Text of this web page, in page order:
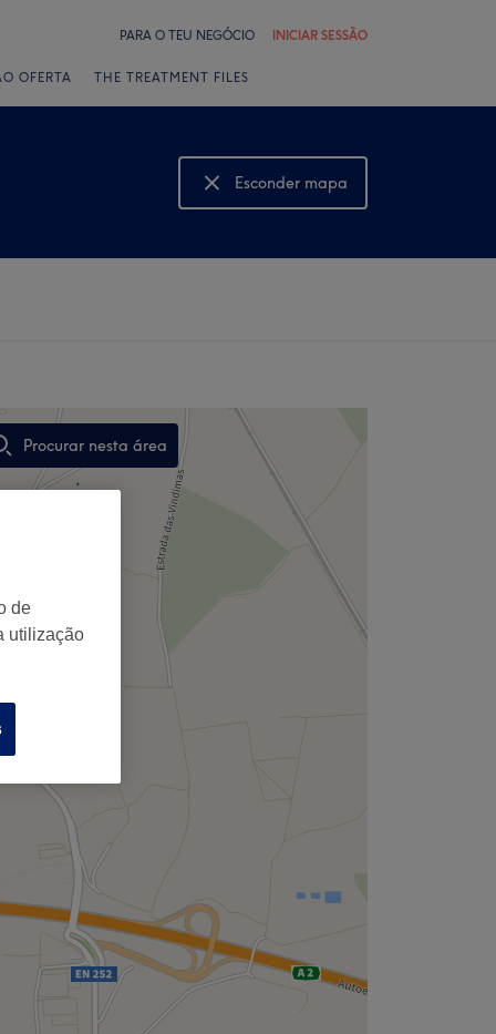
PARA O TEU NEGÓCIO INICIAR SESSÃO
OFERTA THE TREATMENT FILES
Esconder mapa
Mostrar mapa
Procurar nesta área
,
de
utilização